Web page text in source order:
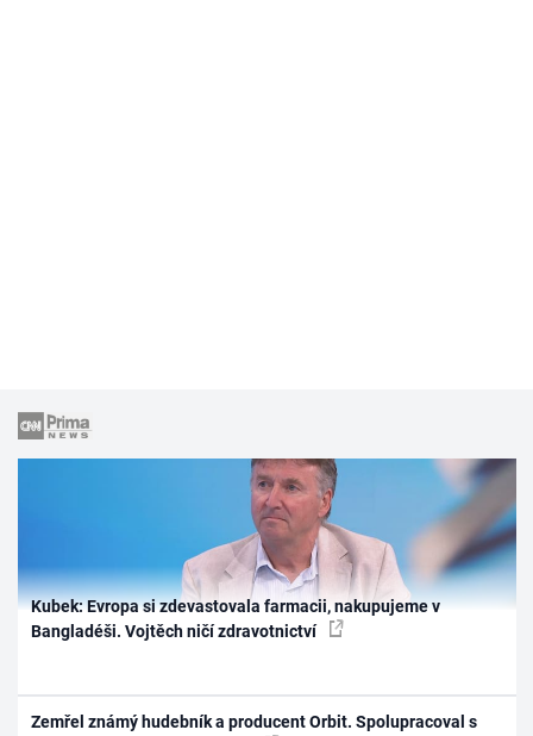
Kubek: Evropa si zdevastovala farmacii, nakupujeme v
Bangladéši. Vojtěch ničí zdravotnictví
Zemřel známý hudebník a producent Orbit. Spolupracoval s